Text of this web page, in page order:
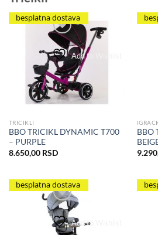
besplatna dostava
Add to Wishlist
TRICIKLI
BBO TRICIKL DYNAMIC T700
– PURPLE
8.650,00 RSD
BBO
besplatna dostava
Add to Wishlist